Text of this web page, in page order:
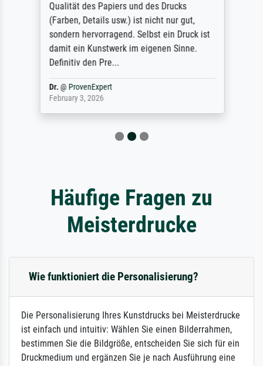
Qualität des Papiers und des Drucks
(Farben, Details usw.) ist nicht nur gut,
sondern hervorragend. Selbst ein Druck ist
damit ein Kunstwerk im eigenen Sinne.
Definitiv den Pre...
Dr.@ ProvenExpert
February 3, 2026
Häufige Fragen zu
Meisterdrucke
Wie funktioniert die Personalisierung?
Die Personalisierung Ihres Kunstdrucks bei Meisterdrucke
ist einfach und intuitiv: Wählen Sie einen Bilderrahmen,
bestimmen Sie die Bildgröße, entscheiden Sie sich für ein
Druckmedium und ergänzen Sie je nach Ausführung eine